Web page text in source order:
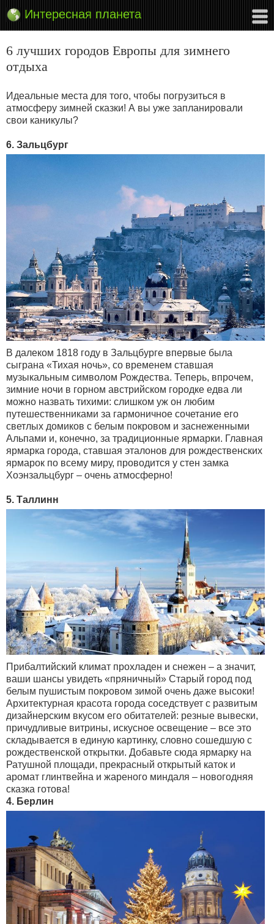
Интересная планета
6 лучших городов Европы для зимнего
отдыха
Идеальные места для того, чтобы погрузиться в
атмосферу зимней сказки! А вы уже запланировали
свои каникулы?
6. Зальцбург
В далеком 1818 году в Зальцбурге впервые была
сыграна «Тихая ночь», со временем ставшая
музыкальным символом Рождества. Теперь, впрочем,
зимние ночи в горном австрийском городке едва ли
можно назвать тихими: слишком уж он любим
путешественниками за гармоничное сочетание его
светлых домиков с белым покровом и заснеженными
Альпами и, конечно, за традиционные ярмарки. Главная
ярмарка города, ставшая эталонов для рождественских
ярмарок по всему миру, проводится у стен замка
Хоэнзальцбург – очень атмосферно!
5. Таллинн
Прибалтийский климат прохладен и снежен – а значит,
ваши шансы увидеть «пряничный» Старый город под
белым пушистым покровом зимой очень даже высоки!
Архитектурная красота города соседствует с развитым
дизайнерским вкусом его обитателей: резные вывески,
причудливые витрины, искусное освещение – все это
складывается в единую картинку, словно сошедшую с
рождественской открытки. Добавьте сюда ярмарку на
Ратушной площади, прекрасный открытый каток и
аромат глинтвейна и жареного миндаля – новогодняя
сказка готова!
4. Берлин